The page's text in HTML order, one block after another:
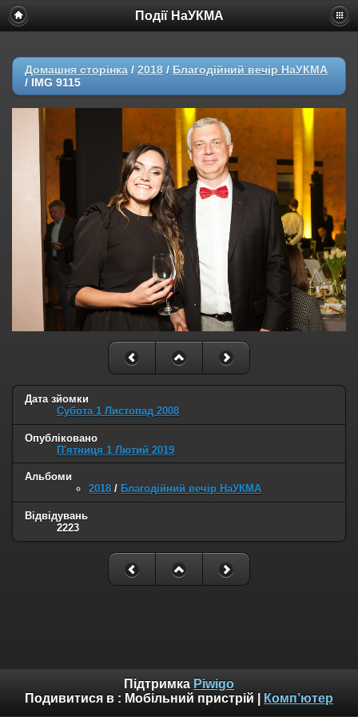
Події НаУКМА
Домашня сторінка / 2018 / Благодійний вечір НаУКМА
/ IMG 9115
Дата зйомки
Субота 1 Листопад 2008
Опубліковано
П'ятниця 1 Лютий 2019
Альбоми
2018 / Благодійний вечір НаУКМА
Відвідувань
2223
Підтримка Piwigo
Подивитися в : Мобільний пристрій Комп’ютер